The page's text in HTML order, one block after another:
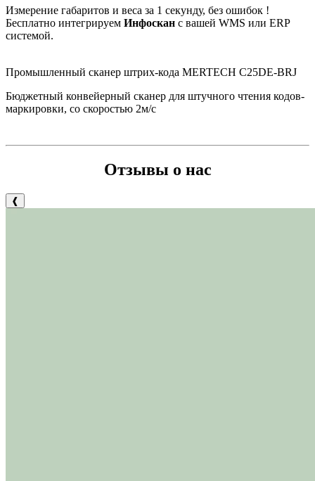
Измерение габаритов и веса за 1 секунду, без ошибок !
Бесплатно интегрируем Инфоскан с вашей WMS или ERP
системой.
Промышленный сканер штрих-кода MERTECH C25DE-BRJ
Бюджетный конвейерный сканер для штучного чтения кодов-
маркировки, со скоростью 2м/с
Отзывы о нас
❰